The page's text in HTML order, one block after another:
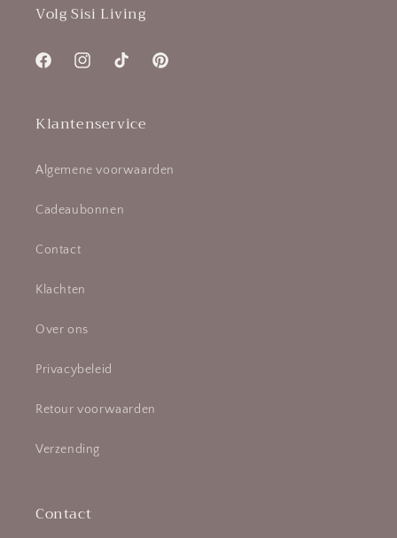
Volg Sisi Living
FacebookInstagramTikTok Pinterest
Klantenservice
Algemene voorwaarden
Cadeaubonnen
Contact
Klachten
Over ons
Privacybeleid
Retour voorwaarden
Verzending
Contact